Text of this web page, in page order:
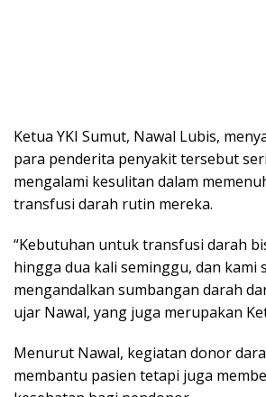
Ketua YKI Sumut, Nawal Lubis,
para penderita penyakit tersebut
mengalami kesulitan dalam
transfusi darah rutin mereka.
“Kebutuhan untuk transfusi darah
hingga dua kali seminggu, dan kami
mengandalkan sumbangan darah
ujar Nawal, yang juga merupakan
Menurut Nawal, kegiatan donor
membantu pasien tetapi juga